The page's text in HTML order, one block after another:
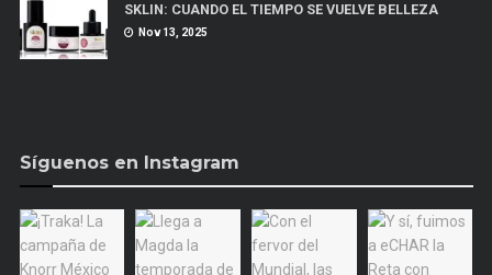
SKLIN: CUANDO EL TIEMPO SE VUELVE BELLEZA
Nov 13, 2025
Síguenos en Instagram